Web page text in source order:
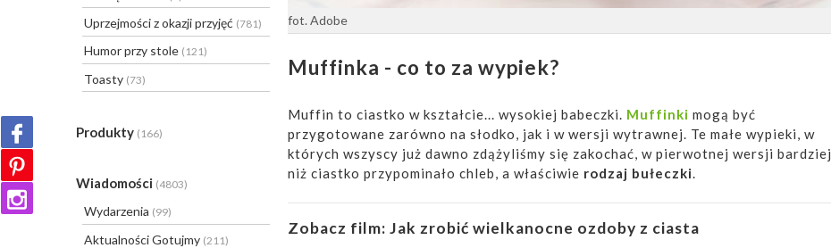
Uprzejmości z okazji przyjęć (781)
Humor przy stole (121)
Toasty (73)
Produkty (166)
Wiadomości (4803)
Wydarzenia (99)
Aktualności Gotujmy (211)
fot. Adobe
Muffinka - co to za wypiek?
Muffin to ciastko w kształcie... wysokiej babeczki. Muffinki mogą być
przygotowane zarówno na słodko, jak i w wersji wytrawnej. Te małe wypieki, w
których wszyscy już dawno zdążyliśmy się zakochać, w pierwotnej wersji bardziej
niż ciastko przypominało chleb, a właściwie rodzaj bułeczki.
Zobacz film: Jak zrobić wielkanocne ozdoby z ciasta